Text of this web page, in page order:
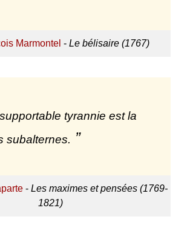
Marmontel - Le bélisaire (1767)
tyrannie est la
subalternes.
- Les maximes et pensées (1769-
1821)